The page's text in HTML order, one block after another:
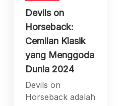
Devils on
Horseback:
Cemilan Klasik
yang Menggoda
Dunia 2024
Devils on
Horseback adalah